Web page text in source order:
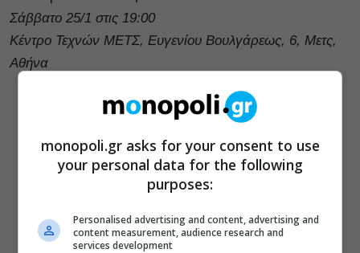
Σάββατο 25/1 στις 19:00
Κέντρο Τεχνών ΜΕΤΣ, Ευγενίου Βουλγάρεως, 6, Μετς,
Αθήνα
monopoli.gr asks for your consent to use
your personal data for the following
purposes:
Personalised advertising and content, advertising and
content measurement, audience research and
services development